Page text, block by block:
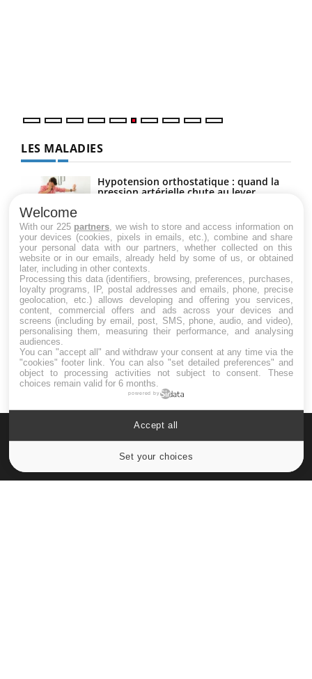
LES MALADIES
Hypotension orthostatique : quand la
pression artérielle chute au lever
Drépanocytose : une déformation des
globules rouges aux conséquences
graves
Maladie de Charcot (Sclérose latérale
amyotrophique)
Welcome
With our 225 partners , we wish to store and access information on
your devices (cookies, pixels in emails, etc.), combine and share
your personal data with our partners, whether collected on this
website or in our emails, already held by some of us, or obtained
later, including in other contexts.
Processing this data (identifiers, browsing, preferences, purchases,
loyalty programs, IP, postal addresses and emails, phone, precise
geolocation, etc.) allows developing and offering you services,
content, commercial offers and ads across your devices and
screens (including by email, post, SMS, phone, audio, and video),
personalising them, measuring their performance, and analysing
audiences.
You can "accept all" and withdraw your consent at any time via the
"cookies" footer link . You can also "set detailed preferences" and
object to processing activities not subject to consent. These
choices remain valid for 6 months.
powered by
Set your choices
Accept all